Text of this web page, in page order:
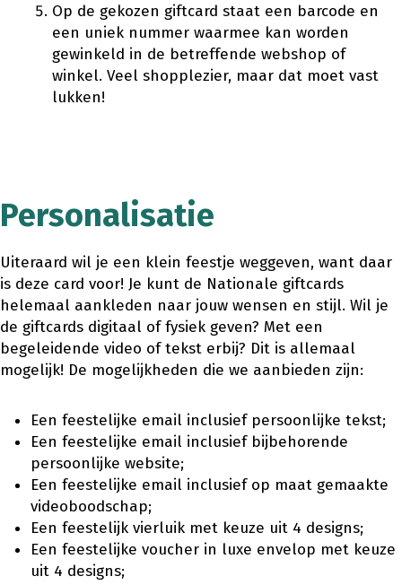
Op de gekozen giftcard staat een barcode en
een uniek nummer waarmee kan worden
gewinkeld in de betreffende webshop of
winkel. Veel shopplezier, maar dat moet vast
lukken!
Personalisatie
Uiteraard wil je een klein feestje weggeven, want daar
is deze card voor! Je kunt de Nationale giftcards
helemaal aankleden naar jouw wensen en stijl. Wil je
de giftcards digitaal of fysiek geven? Met een
begeleidende video of tekst erbij? Dit is allemaal
mogelijk! De mogelijkheden die we aanbieden zijn:
Een feestelijke email inclusief persoonlijke tekst;
Een feestelijke email inclusief bijbehorende
persoonlijke website;
Een feestelijke email inclusief op maat gemaakte
videoboodschap;
Een feestelijk vierluik met keuze uit 4 designs;
Een feestelijke voucher in luxe envelop met keuze
uit 4 designs;